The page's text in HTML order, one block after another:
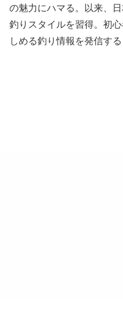
の魅力にハマる。以来、
釣りスタイルを習得。初
しめる釣り情報を発信す